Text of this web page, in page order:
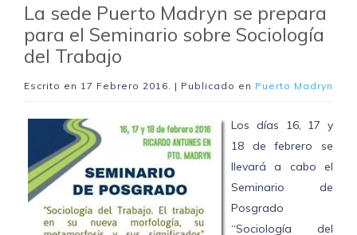
La sede Puerto Madryn se prepara
para el Seminario sobre Sociología
del Trabajo
Escrito en 17 Febrero 2016. | Publicado en Puerto Madryn
Los días 16, 17 y
18 de febrero se
llevará a cabo el
Seminario de
Posgrado
“Sociología del